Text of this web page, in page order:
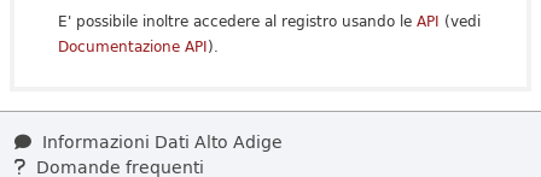
E' possibile inoltre accedere al registro usando le API (vedi
Documentazione API).
Informazioni Dati Alto Adige
Domande frequenti